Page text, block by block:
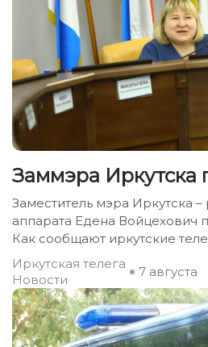
Заммэра Иркутска
Заместитель мэра Иркутска –
аппарата Едена Войцехович
Как сообщают иркутские
Иркутская телега
Новости
7 августа